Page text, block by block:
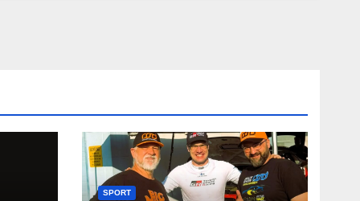
SPORT